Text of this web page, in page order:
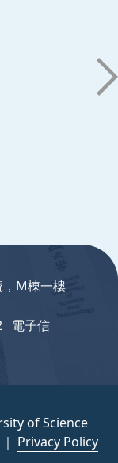
M棟一樓
電子信
of Science
Privacy Policy